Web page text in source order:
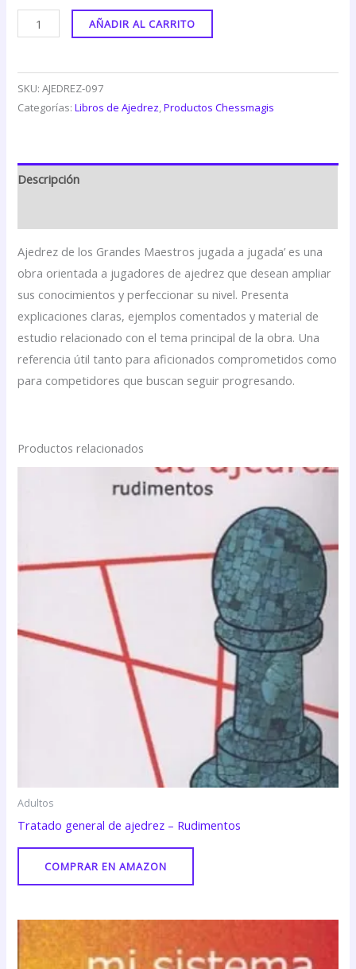
AÑADIR AL CARRITO
SKU:AJEDREZ-097
Categorías:Libros de Ajedrez ,Productos Chessmagis
Descripción
Ajedrez de los Grandes Maestros jugada a jugada’ es una
obra orientada a jugadores de ajedrez que desean ampliar
sus conocimientos y perfeccionar su nivel. Presenta
explicaciones claras, ejemplos comentados y material de
estudio relacionado con el tema principal de la obra. Una
referencia útil tanto para aficionados comprometidos como
para competidores que buscan seguir progresando.
Productos relacionados
Adultos
Tratado general de ajedrez – Rudimentos
COMPRAR EN AMAZON